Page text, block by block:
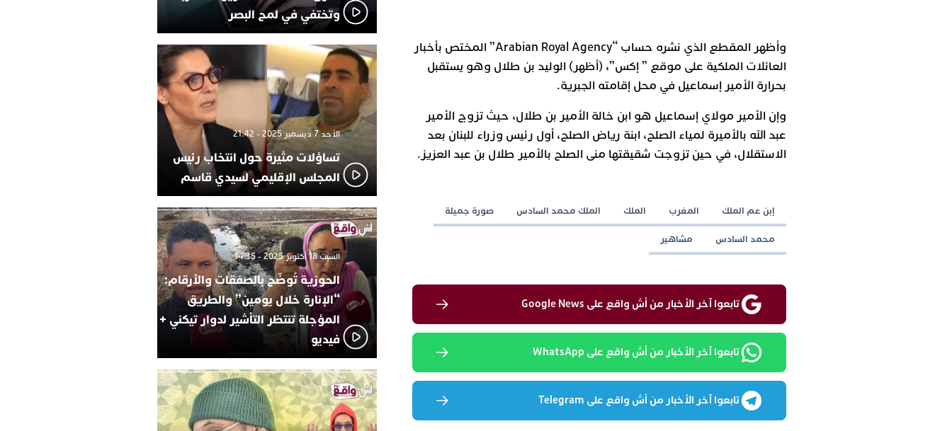
وأظهر المقطع الذي نشره حساب “Arabian Royal Agency” المختص بأخبار
العائلات الملكية على موقع ” إكس”، (أظهر) الوليد بن طلال وهو يستقبل
بحرارة الأمير إسماعيل في محل إقامته الجبرية.
وإن الأمير مولاي إسماعيل هو ابن خالة الأمير بن طلال، حيث تزوج الأمير
عبد الله بالأميرة لمياء الصلح، ابنة رياض الصلح، أول رئيس وزراء للبنان بعد
الاستقلال، في حين تزوجت شقيقتها منى الصلح بالأمير طلال بن عبد العزيز.
إبن عم الملك المغرب الملك الملك محمد السادس صورة جميلة
محمد السادس مشاهير
تابعوا آخر الأخبار من أش واقع على Google News
تابعوا آخر الأخبار من أش واقع على WhatsApp
تابعوا آخر الأخبار من أش واقع على Telegram
وتختفي في لمح البصر
الأحد 7 ديسمبر 2025 - 21:42
تساؤلات مثيرة حول انتخاب رئيس
المجلس الإقليمي لسيدي قاسم
السبت 18 أكتوبر 2025 - 14:35
الحوزية تُوضّح بالصفقات والأرقام:
“الإنارة خلال يومين” والطريق
المؤجلة تنتظر التأشير لدوار تيكني +
فيديو